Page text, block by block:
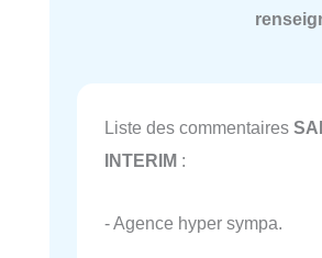
Liste des commentaires
INTERIM :
- Agence hyper sympa.